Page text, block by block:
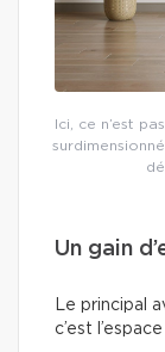
Ici, ce n’est
Un gain
Le principal
c’est